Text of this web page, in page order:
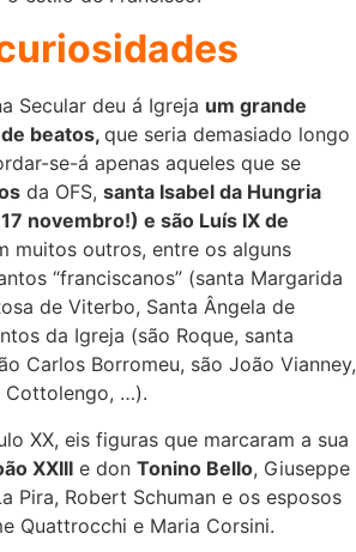
Secular deu á Igreja um grande
beatos,que seria demasiado longo
se-á apenas aqueles que se
da OFS, santa Isabel da Hungria
novembro!) e são Luís IX de
muitos outros, entre os alguns
“franciscanos” (santa Margarida
de Viterbo, Santa Ângela de
da Igreja (são Roque, santa
Carlos Borromeu, são João Vianney,
Cottolengo, …).
XX, eis figuras que marcaram a sua
XXIII e don Tonino Bello, Giuseppe
Pira, Robert Schuman e os esposos
Quattrocchi e Maria Corsini.